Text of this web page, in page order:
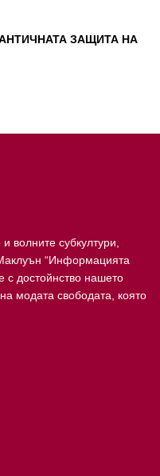
ЗАЩИТА НА
субкултури,
“Информацията
с достойнство нашето
модата свободата, която